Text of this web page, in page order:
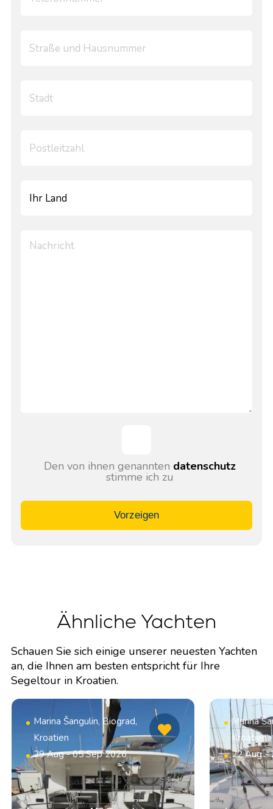
Den von ihnen genannten datenschutz
stimme ich zu
Vorzeigen
Ähnliche Yachten
Schauen Sie sich einige unserer neuesten Yachten
an, die Ihnen am besten entspricht für Ihre
Segeltour in Kroatien.
Marina Šangulin, Biograd,
Kroatien
29 Aug - 05 Sep 2026
Marina
Kroatien
22 Aug -